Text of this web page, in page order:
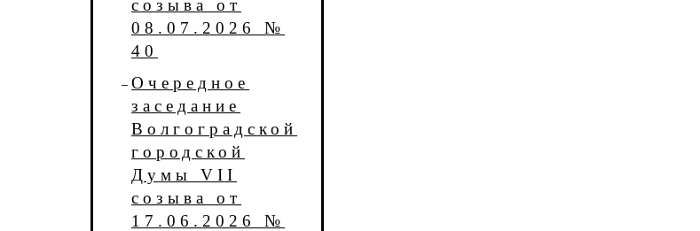
созыва от
08.07.2026 №
40
Очередное
заседание
Волгоградской
городской
Думы VII
созыва от
17.06.2026 №